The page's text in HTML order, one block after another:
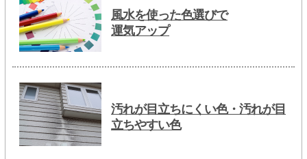
風水を使った色選びで
運気アップ
汚れが目立ちにくい色・汚れが目
立ちやすい色